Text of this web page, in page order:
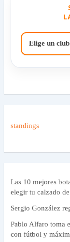
standings
Las 10 mejores
elegir tu calzado
Sergio González
Pablo Alfaro toma
con fútbol y